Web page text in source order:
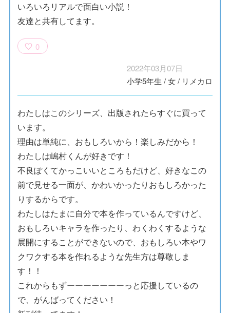
いろいろリアルで面白い小説！
友達と共有してます。
0
2022年03月07日
小学5年生 /女/ リメカロ
わたしはこのシリーズ、出版されたらすぐに買って
います。
理由は単純に、おもしろいから！楽しみだから！
わたしは嶋村くんが好きです！
不良ぽくてかっこいいところもだけど、好きなこの
前で見せる一面が、かわいかったりおもしろかった
りするからです。
わたしはたまに自分で本を作っているんですけど、
おもしろいキャラを作ったり、わくわくするような
展開にすることができないので、おもしろい本やワ
クワクする本を作れるような先生方は尊敬しま
す！！
これからもずーーーーーーーっと応援しているの
で、がんばってください！